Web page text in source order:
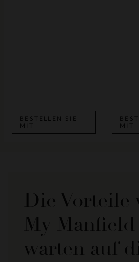
BESTELLEN SIE
MIT
MIT
Die Vorteile
My Manfield
warten auf